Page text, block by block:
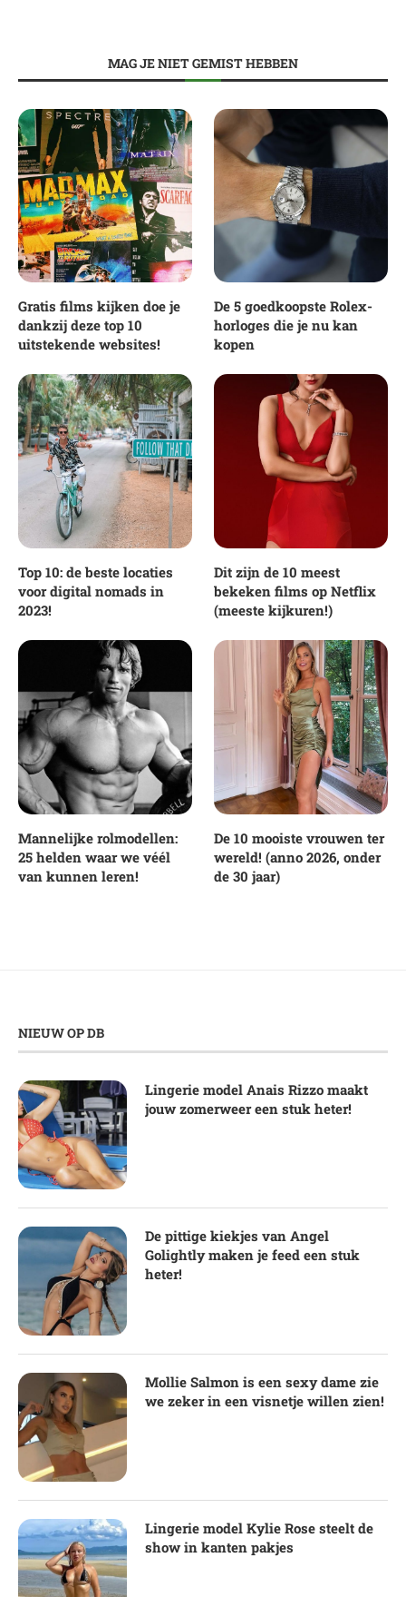
MAG JE NIET GEMIST HEBBEN
Gratis films kijken doe je
dankzij deze top 10
uitstekende websites!
De 5 goedkoopste Rolex-
horloges die je nu kan
kopen
Top 10: de beste locaties
voor digital nomads in
2023!
Dit zijn de 10 meest
bekeken films op Netflix
(meeste kijkuren!)
Mannelijke rolmodellen:
25 helden waar we véél
van kunnen leren!
De 10 mooiste vrouwen ter
wereld! (anno 2026, onder
de 30 jaar)
NIEUW OP DB
Lingerie model Anais Rizzo maakt
jouw zomerweer een stuk heter!
De pittige kiekjes van Angel
Golightly maken je feed een stuk
heter!
Mollie Salmon is een sexy dame zie
we zeker in een visnetje willen zien!
Lingerie model Kylie Rose steelt de
show in kanten pakjes